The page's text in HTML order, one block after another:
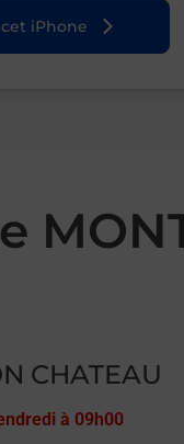
iPhone
CHATEAU
à 09h00